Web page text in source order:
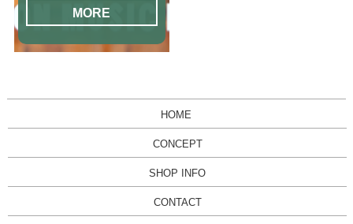
MORE
HOME
CONCEPT
SHOP INFO
CONTACT